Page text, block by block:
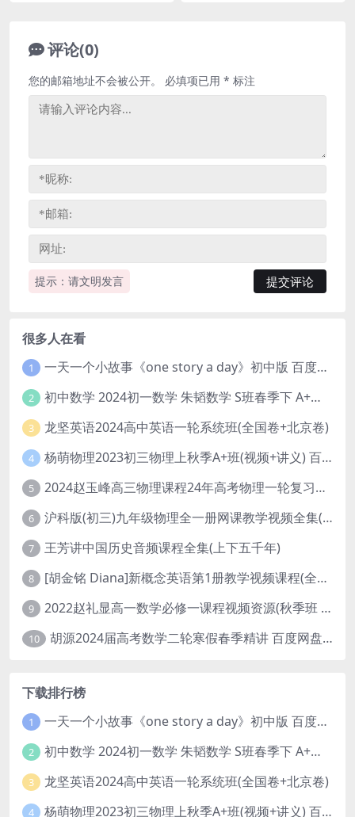
评论(0)
提示：请文明发言
您的邮箱地址不会被公开。 必填项已用 * 标注
很多人在看
1 一天一个小故事《one story a day》初中版 百度网盘分享下载
2 初中数学 2024初一数学 朱韬数学 S班春季下 A+班春季下 百度云网盘
3 龙坚英语2024高中英语一轮系统班(全国卷+北京卷)
4 杨萌物理2023初三物理上秋季A+班(视频+讲义) 百度网盘分享
5 2024赵玉峰高三物理课程24年高考物理一轮复习网课教程
6 沪科版(初三)九年级物理全一册网课教学视频全集(录播版 杜春雨 66讲)
7 王芳讲中国历史音频课程全集(上下五千年)
8 [胡金铭 Diana]新概念英语第1册教学视频课程(全集 百度网盘下载)
9 2022赵礼显高一数学必修一课程视频资源(秋季班 含讲义)百度网盘云
10 胡源2024届高考数学二轮寒假春季精讲 百度网盘分享
下载排行榜
1 一天一个小故事《one story a day》初中版 百度网盘分享下载
2 初中数学 2024初一数学 朱韬数学 S班春季下 A+班春季下 百度云网盘
3 龙坚英语2024高中英语一轮系统班(全国卷+北京卷)
4 杨萌物理2023初三物理上秋季A+班(视频+讲义) 百度网盘分享